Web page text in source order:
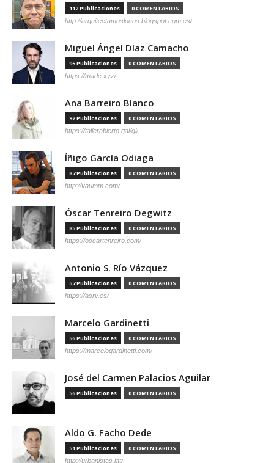
112 Publicaciones 0 COMENTARIOS
http://arquitectamoslocos.blogspot.com.es/
Miguel Ángel Díaz Camacho
95 Publicaciones 0 COMENTARIOS
https://madc.xyz/
Ana Barreiro Blanco
92 Publicaciones 0 COMENTARIOS
https://tallerabierto.gal/gl/
Íñigo García Odiaga
87 Publicaciones 0 COMENTARIOS
http://vaumm.com/
Óscar Tenreiro Degwitz
85 Publicaciones 0 COMENTARIOS
https://oscartenreiro.com/
Antonio S. Río Vázquez
57 Publicaciones 0 COMENTARIOS
https://asrv.es/
Marcelo Gardinetti
56 Publicaciones 0 COMENTARIOS
https://marcelogardinetti.com/
José del Carmen Palacios Aguilar
56 Publicaciones 0 COMENTARIOS
Aldo G. Facho Dede
51 Publicaciones 0 COMENTARIOS
http://urbanistas.lat/